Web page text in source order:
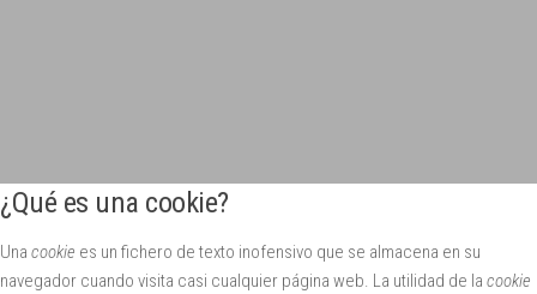
¿Qué es una cookie?
Una cookie es un fichero de texto inofensivo que se almacena en su
navegador cuando visita casi cualquier página web. La utilidad de la cookie